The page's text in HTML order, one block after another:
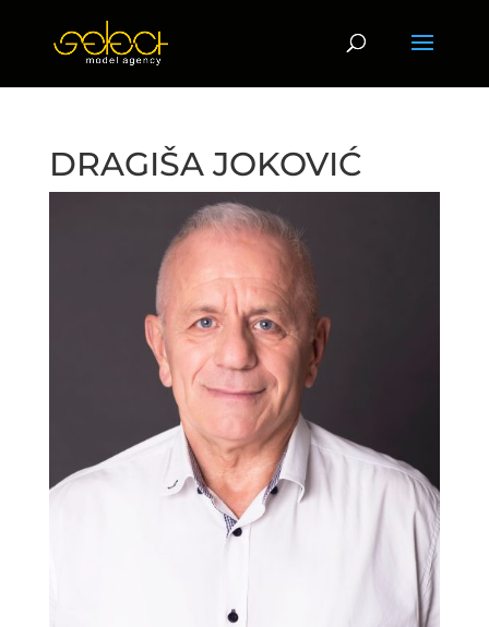
DRAGIŠA JOKOVIĆ